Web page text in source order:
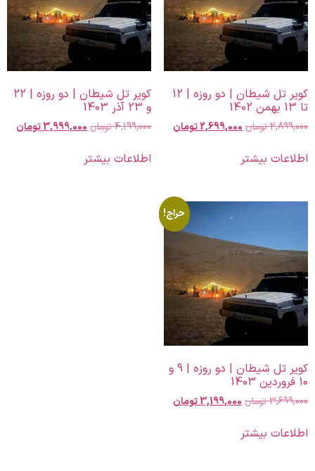
کویر تل شیطان | دو روزه | 12
تا 13 بهمن 1402
2,899,000تومان2,699,000تومان
اطلاعات بیشتر
کویر تل شیطان | دو روزه | 22
و 23 آذر 1403
4,199,000تومان3,999,000تومان
اطلاعات بیشتر
حراج!
کویر تل شیطان | دو روزه | 9 و
10 فروردین 1403
3,699,000تومان3,199,000تومان
اطلاعات بیشتر